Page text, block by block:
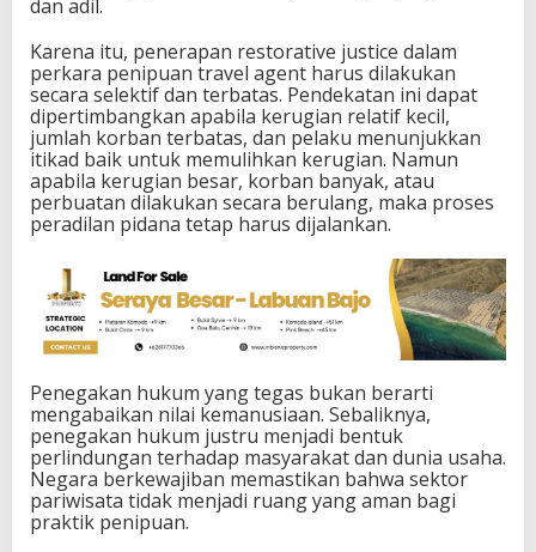
dan adil.
Karena itu, penerapan restorative justice dalam
perkara penipuan travel agent harus dilakukan
secara selektif dan terbatas. Pendekatan ini dapat
dipertimbangkan apabila kerugian relatif kecil,
jumlah korban terbatas, dan pelaku menunjukkan
itikad baik untuk memulihkan kerugian. Namun
apabila kerugian besar, korban banyak, atau
perbuatan dilakukan secara berulang, maka proses
peradilan pidana tetap harus dijalankan.
Penegakan hukum yang tegas bukan berarti
mengabaikan nilai kemanusiaan. Sebaliknya,
penegakan hukum justru menjadi bentuk
perlindungan terhadap masyarakat dan dunia usaha.
Negara berkewajiban memastikan bahwa sektor
pariwisata tidak menjadi ruang yang aman bagi
praktik penipuan.